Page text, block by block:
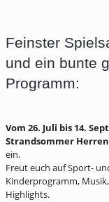
Feinster
und ein bunte
Programm:
Vom 26. Juli bis 14.
Strandsommer
ein.
Freut euch auf Sport-
Kinderprogramm,
Highlights.